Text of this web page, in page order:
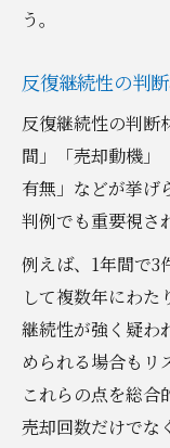
う。
反復継続性の判
反復継続性の判断
間」「売却動機」
有無」などが挙げ
判例でも重要視さ
例えば、1年間で3
して複数年にわ
継続性が強く疑わ
められる場合もリ
これらの点を総合
売却回数だけでな